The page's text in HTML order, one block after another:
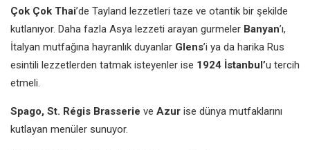
Çok Çok Thai’de Tayland lezzetleri taze ve otantik bir şekilde
kutlanıyor. Daha fazla Asya lezzeti arayan gurmeler Banyan’ı,
İtalyan mutfağına hayranlık duyanlar Glens’i ya da harika Rus
esintili lezzetlerden tatmak isteyenler ise 1924 İstanbul’u tercih
etmeli.
Spago, St. Régis Brasserie ve Azur ise dünya mutfaklarını
kutlayan menüler sunuyor.